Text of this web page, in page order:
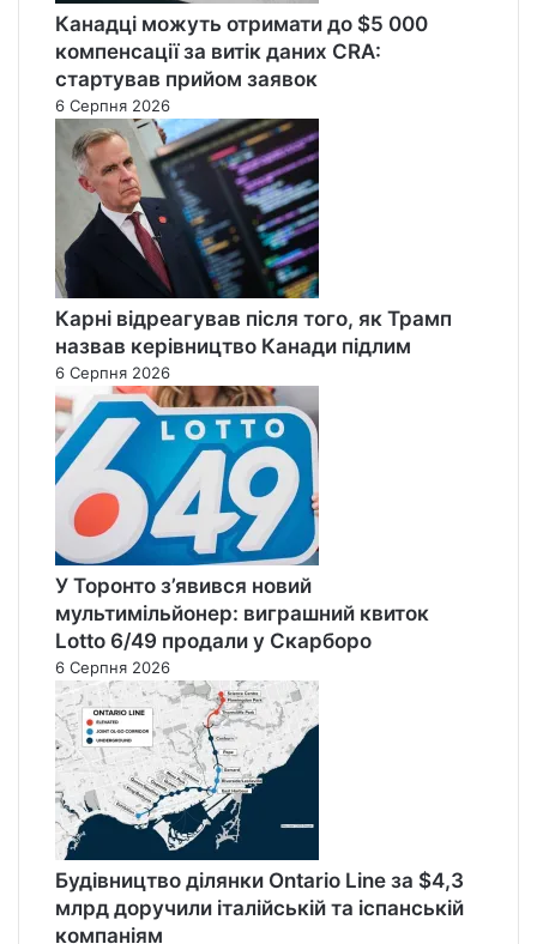
Канадці можуть отримати до $5 000
компенсації за витік даних CRA:
стартував прийом заявок
6 Серпня 2026
Карні відреагував після того, як Трамп
назвав керівництво Канади підлим
6 Серпня 2026
У Торонто з’явився новий
мультимільйонер: виграшний квиток
Lotto 6/49 продали у Скарборо
6 Серпня 2026
Будівництво ділянки Ontario Line за $4,3
млрд доручили італійській та іспанській
компаніям